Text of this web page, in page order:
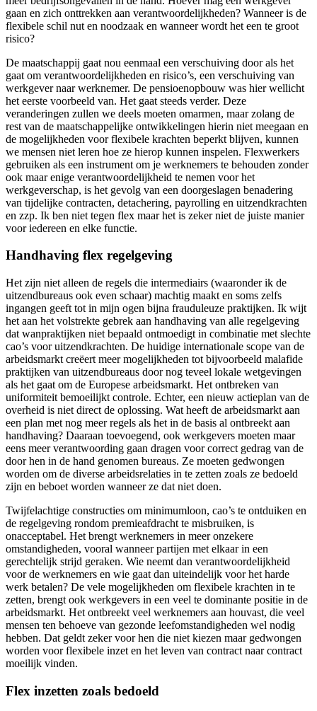
gaan en zich onttrekken aan verantwoordelijkheden? Wanneer is de
flexibele schil nut en noodzaak en wanneer wordt het een te groot
risico?
De maatschappij gaat nou eenmaal een verschuiving door als het
gaat om verantwoordelijkheden en risico’s, een verschuiving van
werkgever naar werknemer. De pensioenopbouw was hier wellicht
het eerste voorbeeld van. Het gaat steeds verder. Deze
veranderingen zullen we deels moeten omarmen, maar zolang de
rest van de maatschappelijke ontwikkelingen hierin niet meegaan en
de mogelijkheden voor flexibele krachten beperkt blijven, kunnen
we mensen niet leren hoe ze hierop kunnen inspelen. Flexwerkers
gebruiken als een instrument om je werknemers te behouden zonder
ook maar enige verantwoordelijkheid te nemen voor het
werkgeverschap, is het gevolg van een doorgeslagen benadering
van tijdelijke contracten, detachering, payrolling en uitzendkrachten
en zzp. Ik ben niet tegen flex maar het is zeker niet de juiste manier
voor iedereen en elke functie.
Handhaving flex regelgeving
Het zijn niet alleen de regels die intermediairs (waaronder ik de
uitzendbureaus ook even schaar) machtig maakt en soms zelfs
ingangen geeft tot in mijn ogen bijna frauduleuze praktijken. Ik wijt
het aan het volstrekte gebrek aan handhaving van alle regelgeving
dat wanpraktijken niet bepaald ontmoedigt in combinatie met slechte
cao’s voor uitzendkrachten. De huidige internationale scope van de
arbeidsmarkt creëert meer mogelijkheden tot bijvoorbeeld malafide
praktijken van uitzendbureaus door nog teveel lokale wetgevingen
als het gaat om de Europese arbeidsmarkt. Het ontbreken van
uniformiteit bemoeilijkt controle. Echter, een nieuw actieplan van de
overheid is niet direct de oplossing. Wat heeft de arbeidsmarkt aan
een plan met nog meer regels als het in de basis al ontbreekt aan
handhaving? Daaraan toevoegend, ook werkgevers moeten maar
eens meer verantwoording gaan dragen voor correct gedrag van de
door hen in de hand genomen bureaus. Ze moeten gedwongen
worden om de diverse arbeidsrelaties in te zetten zoals ze bedoeld
zijn en beboet worden wanneer ze dat niet doen.
Twijfelachtige constructies om minimumloon, cao’s te ontduiken en
de regelgeving rondom premieafdracht te misbruiken, is
onacceptabel. Het brengt werknemers in meer onzekere
omstandigheden, vooral wanneer partijen met elkaar in een
gerechtelijk strijd geraken. Wie neemt dan verantwoordelijkheid
voor de werknemers en wie gaat dan uiteindelijk voor het harde
werk betalen? De vele mogelijkheden om flexibele krachten in te
zetten, brengt ook werkgevers in een veel te dominante positie in de
arbeidsmarkt. Het ontbreekt veel werknemers aan houvast, die veel
mensen ten behoeve van gezonde leefomstandigheden wel nodig
hebben. Dat geldt zeker voor hen die niet kiezen maar gedwongen
worden voor flexibele inzet en het leven van contract naar contract
moeilijk vinden.
Flex inzetten zoals bedoeld